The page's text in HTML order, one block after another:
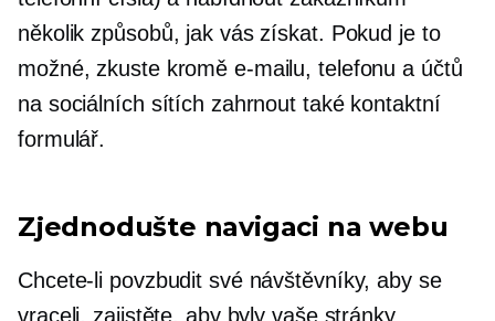
několik způsobů, jak vás získat. Pokud je to
možné, zkuste kromě e-mailu, telefonu a účtů
na sociálních sítích zahrnout také kontaktní
formulář.
Zjednodušte navigaci na webu
Chcete-li povzbudit své návštěvníky, aby se
vraceli, zajistěte, aby byly vaše stránky